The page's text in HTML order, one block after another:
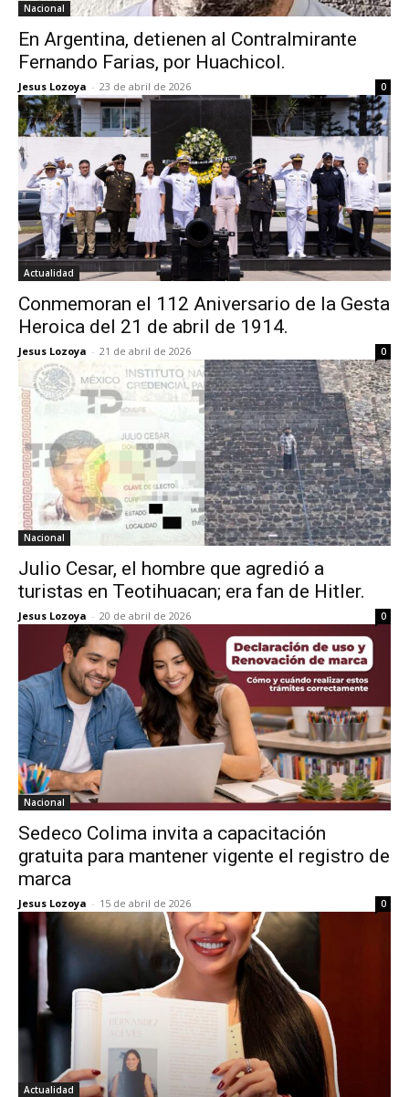
Nacional
En Argentina, detienen al Contralmirante
Fernando Farias, por Huachicol.
Jesus Lozoya - 23 de abril de 2026 0
Actualidad
Conmemoran el 112 Aniversario de la Gesta
Heroica del 21 de abril de 1914.
Jesus Lozoya - 21 de abril de 2026 0
Nacional
Julio Cesar, el hombre que agredió a
turistas en Teotihuacan; era fan de Hitler.
Jesus Lozoya - 20 de abril de 2026 0
Nacional
Sedeco Colima invita a capacitación
gratuita para mantener vigente el registro de
marca
Jesus Lozoya - 15 de abril de 2026 0
Actualidad